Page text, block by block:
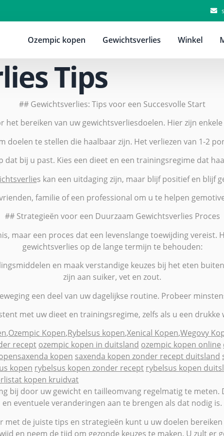
Ozempic kopen Gewichtsverlies Winkel
Tips
## Gewichtsverlies: Tips voor een Succesvolle Start
het bereiken van uw gewichtsverliesdoelen. Hier zijn
doelen te stellen die haalbaar zijn. Het verliezen van 1-2
dat bij u past. Kies een dieet en een trainingsregime dat
s kan een uitdaging zijn, maar blijf positief en blijf
familie of een professional om u te helpen
## Strategieën voor een Duurzaam Gewichtsverlies Proces
maar een proces dat een levenslange toewijding vereist.
gewichtsverlies op de lange termijn te behouden:
en maak verstandige keuzes bij het eten
zijn aan suiker, vet en zout.
een deel van uw dagelijkse routine. Probeer
met uw dieet en trainingsregime, zelfs als u een drukke
,Ozempic Kopen,Rybelsus kopen,Xenical Kopen,Wegovy
recept ozempic kopen in duitsland ozempic kopen online
saxenda kopen saxenda kopen zonder recept duitsland
kopen rybelsus kopen zonder recept rybelsus kopen
kopen kruidvat
bij door uw gewicht en tailleomvang regelmatig te
en eventuele veranderingen aan te brengen als dat nodig is.
met de juiste tips en strategieën kunt u uw doelen
en neem de tijd om gezonde keuzes te maken. U zult er